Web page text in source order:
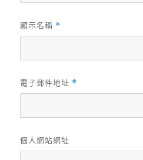
顯示名稱 *
電子郵件地址 *
個人網站網址